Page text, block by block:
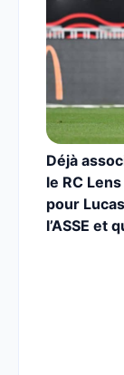
Déjà
le RC
pour
l’ASSE et